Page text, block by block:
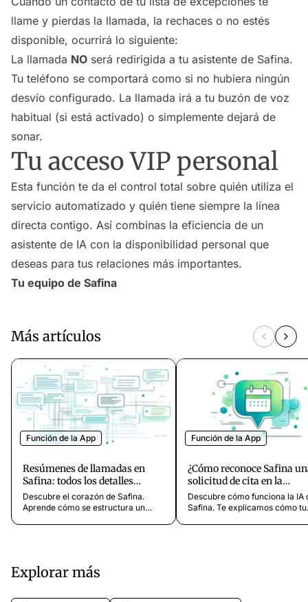
llame y pierdas la llamada, la rechaces o no estés
disponible, ocurrirá lo siguiente:
La llamada NO será redirigida a tu asistente de Safina.
Tu teléfono se comportará como si no hubiera ningún
desvío configurado. La llamada irá a tu buzón de voz
habitual (si está activado) o simplemente dejará de
sonar.
Tu acceso VIP personal
Esta función te da el control total sobre quién utiliza el
servicio automatizado y quién tiene siempre la línea
directa contigo. Así combinas la eficiencia de un
asistente de IA con la disponibilidad personal que
deseas para tus relaciones más importantes.
Tu equipo de Safina
Más artículos
Función de la App
Resúmenes de llamadas en
Safina: todos los detalles
explicados
Descubre el corazón de Safina.
Aprende cómo se estructura un
Función de la App
¿Cómo reconoce Safina
solicitud de cita en la
conversación?
Descubre cómo funciona la IA
Safina. Te explicamos cómo tu
Explorar más